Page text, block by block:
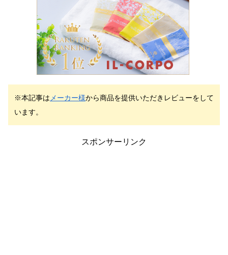
※本記事は メーカー様から商品を提供いただきレビューをして
います。
スポンサーリンク